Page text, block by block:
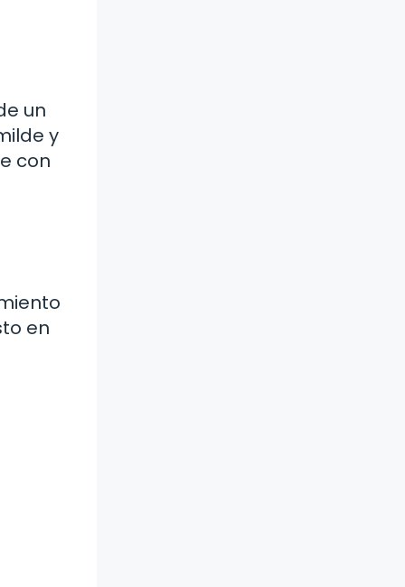
un
y
con
en